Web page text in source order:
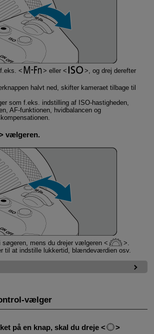
eller
, og drej derefter
halvt ned, skifter kameraet tilbage til
som f.eks. indstilling af ISO-hastigheden,
AF-funktionen, hvidbalancen og
vælgeren.
mens du drejer vælgeren
til at indstille lukkertid, blændeværdien osv.
vælger
på en knap, skal du dreje